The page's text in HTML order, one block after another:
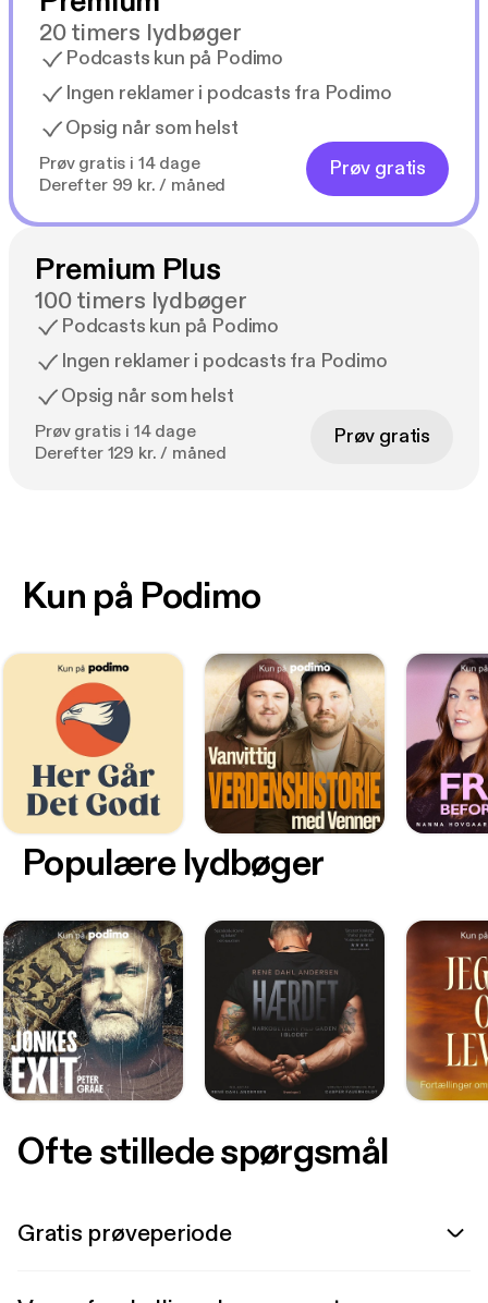
20 timers lydbøger
Podcasts kun på Podimo
Ingen reklamer i podcasts fra Podimo
Opsig når som helst
Prøv gratis i 14 dage
Derefter 99 kr. / måned
Prøv gratis
Premium Plus
100 timers lydbøger
Podcasts kun på Podimo
Ingen reklamer i podcasts fra Podimo
Opsig når som helst
Prøv gratis i 14 dage
Derefter 129 kr. / måned
Prøv gratis
Kun på Podimo
Populære lydbøger
Ofte stillede spørgsmål
Gratis prøveperiode